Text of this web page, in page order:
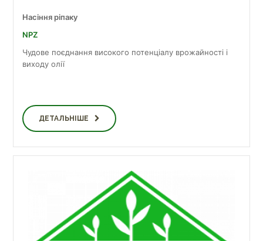
Насіння ріпаку
NPZ
Чудове поєднання високого потенціалу врожайності і
виходу олії
ДЕТАЛЬНІШЕ